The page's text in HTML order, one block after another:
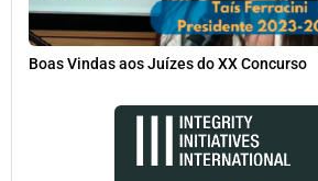
Boas Vindas aos Juízes do XX Concurso